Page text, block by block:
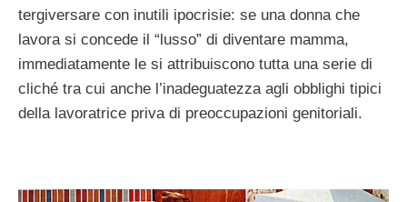
tergiversare con inutili ipocrisie: se una donna che
lavora si concede il “lusso” di diventare mamma,
immediatamente le si attribuiscono tutta una serie di
cliché tra cui anche l’inadeguatezza agli obblighi tipici
della lavoratrice priva di preoccupazioni genitoriali.